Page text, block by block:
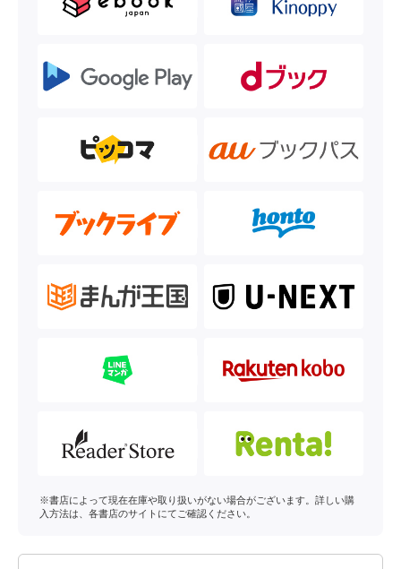
※書店によって現在在庫や取り扱いがない場合がございます。詳しい購
入方法は、各書店のサイトにてご確認ください。